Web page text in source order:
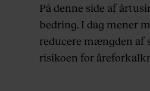
På denne side af
bedring. I dag mener
reducere mængden af
risikoen for